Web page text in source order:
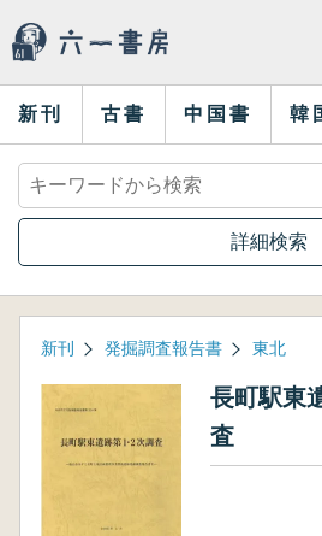
新刊 古書 中国書 韓
詳細検索
新刊 発掘調査報告書 東北
長町駅東
査